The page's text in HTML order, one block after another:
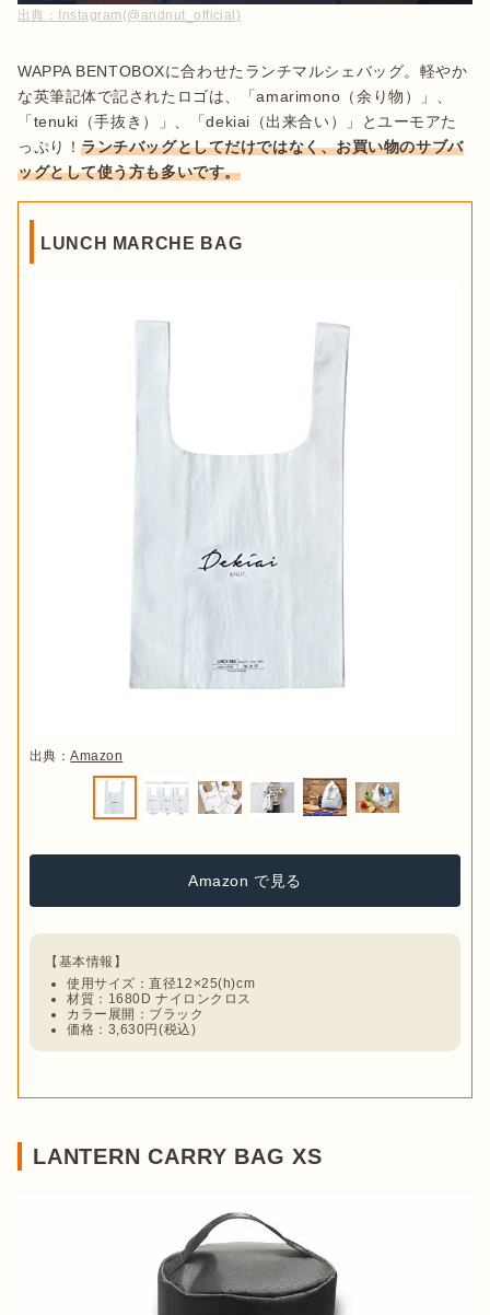
出典： Instagram(@andnut_official)
WAPPA BENTOBOXに合わせたランチマルシェバッグ。軽やか
な英筆記体で記されたロゴは、「amarimono（余り物）」、
「tenuki（手抜き）」、「dekiai（出来合い）」とユーモアた
っぷり！ランチバッグとしてだけではなく、お買い物のサブバ
ッグとして使う方も多いです。
LUNCH MARCHE BAG
出典：Amazon
Amazon で見る
使用サイズ：直径12×25(h)cm
材質：1680D ナイロンクロス
カラー展開：ブラック
価格：3,630円(税込)
LANTERN CARRY BAG XS